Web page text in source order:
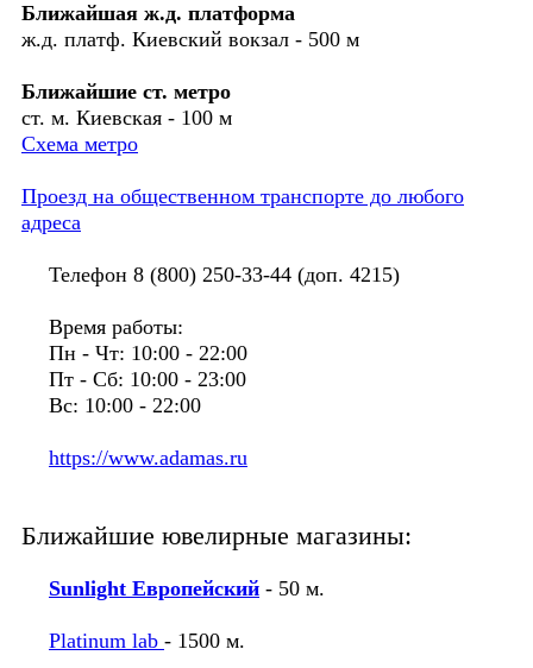
Ближайшая ж.д. платформа
ж.д. платф. Киевский вокзал - 500 м
Ближайшие ст. метро
ст. м. Киевская - 100 м
Схема метро
Проезд на общественном транспорте до любого
адреса
Телефон 8 (800) 250-33-44 (доп. 4215)
Время работы:
Пн - Чт: 10:00 - 22:00
Пт - Сб: 10:00 - 23:00
Вс: 10:00 - 22:00
https://www.adamas.ru
Ближайшие ювелирные магазины:
Sunlight Европейский - 50 м.
Platinum lab - 1500 м.